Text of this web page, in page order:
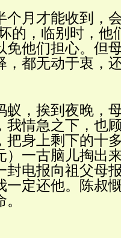
个月才能收到，
的，临别时，他
免他们担心。但
，都无动于衷，
蚁，挨到夜晚，
我情急之下，也
把身上剩下的十
）一古脑儿掏出
封电报向祖父母
一定还他。陈叔